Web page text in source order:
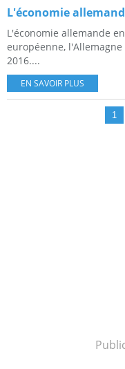
L'économie
L'économie allemande
européenne,
2016....
EN SAVOIR PLUS
1